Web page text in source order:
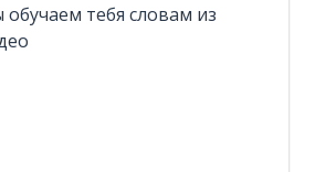
тебя словам из